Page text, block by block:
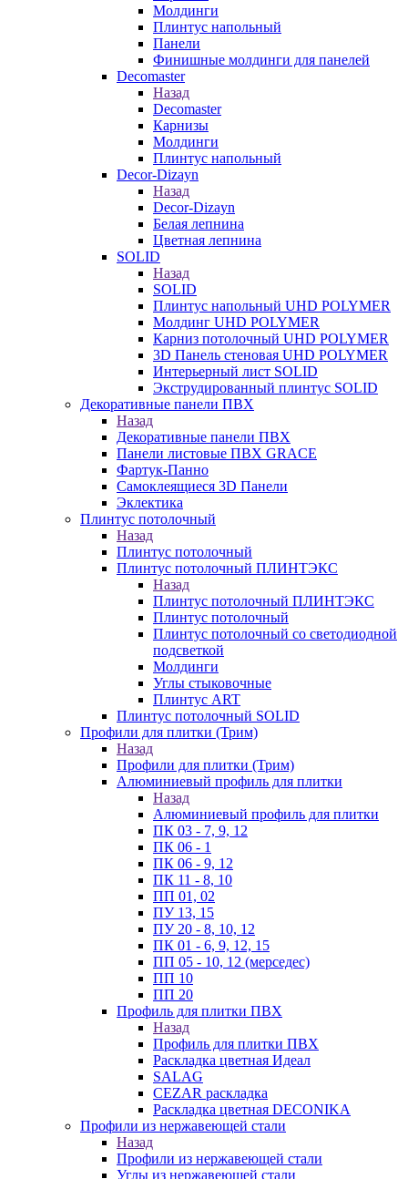
Молдинги
Плинтус напольный
Панели
Финишные молдинги для панелей
Decomaster
Назад
Decomaster
Карнизы
Молдинги
Плинтус напольный
Decor-Dizayn
Назад
Decor-Dizayn
Белая лепнина
Цветная лепнина
SOLID
Назад
SOLID
Плинтус напольный UHD POLYMER
Молдинг UHD POLYMER
Карниз потолочный UHD POLYMER
3D Панель стеновая UHD POLYMER
Интерьерный лист SOLID
Экструдированный плинтус SOLID
Декоративные панели ПВХ
Назад
Декоративные панели ПВХ
Панели листовые ПВХ GRACE
Фартук-Панно
Самоклеящиеся 3D Панели
Эклектика
Плинтус потолочный
Назад
Плинтус потолочный
Плинтус потолочный ПЛИНТЭКС
Назад
Плинтус потолочный ПЛИНТЭКС
Плинтус потолочный
Плинтус потолочный со светодиодной
подсветкой
Молдинги
Углы стыковочные
Плинтус ART
Плинтус потолочный SOLID
Профили для плитки (Трим)
Назад
Профили для плитки (Трим)
Алюминиевый профиль для плитки
Назад
Алюминиевый профиль для плитки
ПК 03 - 7, 9, 12
ПК 06 - 1
ПК 06 - 9, 12
ПК 11 - 8, 10
ПП 01, 02
ПУ 13, 15
ПУ 20 - 8, 10, 12
ПК 01 - 6, 9, 12, 15
ПП 05 - 10, 12 (мерседес)
ПП 10
ПП 20
Профиль для плитки ПВХ
Назад
Профиль для плитки ПВХ
Раскладка цветная Идеал
SALAG
CEZAR раскладка
Раскладка цветная DECONIKA
Профили из нержавеющей стали
Назад
Профили из нержавеющей стали
Углы из нержавеющей стали